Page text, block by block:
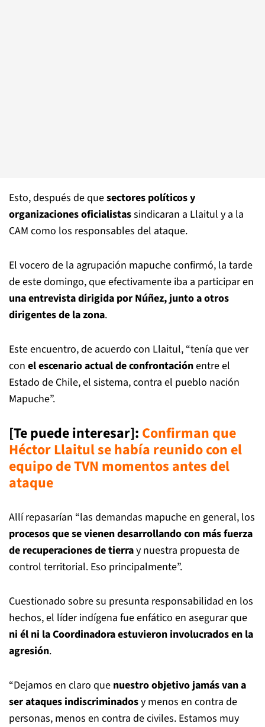
Esto, después de quesectores políticos y
organizaciones oficialistassindicaran a Llaitul y a la
CAM como los responsables del ataque.
El vocero de la agrupación mapuche confirmó, la tarde
de este domingo, que efectivamente iba a participar en
una entrevista dirigida por Núñez, junto a otros
dirigentes de la zona.
Este encuentro, de acuerdo con Llaitul, “tenía que ver
con el escenario actual de confrontaciónentre el
Estado de Chile, el sistema, contra el pueblo nación
Mapuche”.
[Te puede interesar]: Confirman que
Héctor Llaitul se había reunido con el
equipo de TVN momentos antes del
ataque
Allí repasarían “las demandas mapuche en general, los
procesos que se vienen desarrollando con más fuerza
de recuperaciones de tierray nuestra propuesta de
control territorial. Eso principalmente”.
Cuestionado sobre su presunta responsabilidad en los
hechos, el líder indígena fue enfático en asegurar que
ni él ni la Coordinadora estuvieron involucrados en la
agresión.
“Dejamos en claro que nuestro objetivo jamás van a
ser ataques indiscriminadosy menos en contra de
personas, menos en contra de civiles. Estamos muy